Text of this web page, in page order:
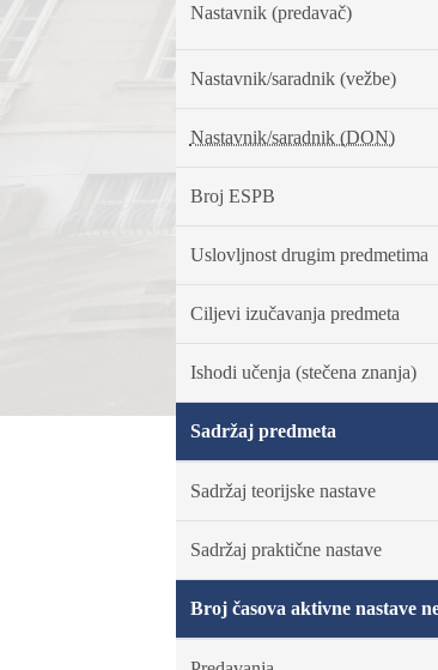
Nastavnik (predavač)
Nastavnik/saradnik (vežbe)
Nastavnik/saradnik (DON)
Broj ESPB
Uslovljnost drugim predmetima
Ciljevi izučavanja predmeta
Ishodi učenja (stečena znanja)
Sadržaj predmeta
Sadržaj teorijske nastave
Sadržaj praktične nastave
Broj časova aktivne nastave